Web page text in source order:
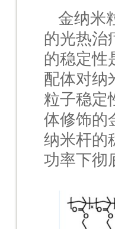
金纳米
的光热治
的稳定性
配体对纳
粒子稳定
体修饰的
纳米杆的
功率下彻